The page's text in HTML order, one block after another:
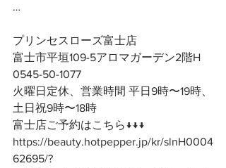
…
プリンセスローズ富士店
富士市平垣109-5アロマガーデン2階H
0545-50-1077
火曜日定休、営業時間 平日9時〜19時、
土日祝9時〜18時
富士店ご予約はこちら↓↓↓
https://beauty.hotpepper.jp/kr/slnH0004
62695/?